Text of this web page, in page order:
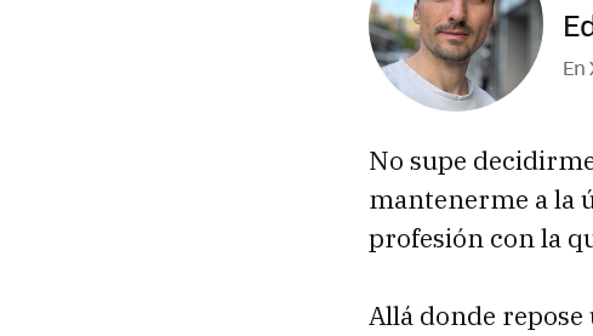
No supe
mantenerme a la
profesión con la
Allá donde